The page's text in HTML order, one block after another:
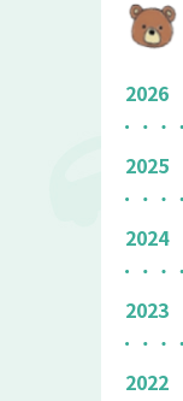
2026
2025
2024
2023
2022